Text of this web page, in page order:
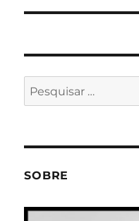
Pesquisar
por:
SOBRE